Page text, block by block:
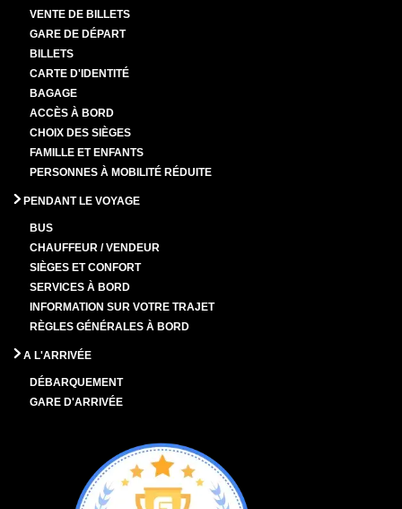
VENTE DE BILLETS
GARE DE DÉPART
BILLETS
CARTE D'IDENTITÉ
BAGAGE
ACCÈS À BORD
CHOIX DES SIÈGES
FAMILLE ET ENFANTS
PERSONNES À MOBILITÉ RÉDUITE
PENDANT LE VOYAGE
BUS
CHAUFFEUR / VENDEUR
SIÈGES ET CONFORT
SERVICES À BORD
INFORMATION SUR VOTRE TRAJET
RÈGLES GÉNÉRALES À BORD
A L'ARRIVÉE
DÉBARQUEMENT
GARE D'ARRIVÉE